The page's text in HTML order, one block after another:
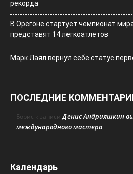
рекорда
В Орегоне стартует чемпионат
представят 14 легкоатлетов
Марк Лаял вернул себе статус
ПОСЛЕДНИЕ
Борис к записиДенис Андрияшкин
международного мастера
Календарь